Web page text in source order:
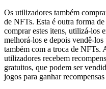
Os utilizadores também
de NFTs. Esta é outra forma
comprar estes itens, utilizá-los
melhorá-los e depois vendê-
também com a troca de NFTs.
utilizadores recebem
gratuitos, que podem ser
jogos para ganhar